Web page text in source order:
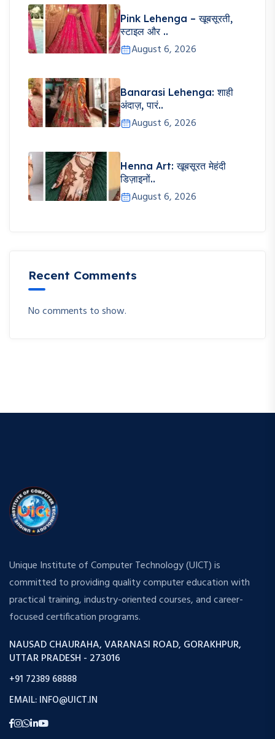
Pink Lehenga – खूबसूरती,
स्टाइल और ..
August 6, 2026
Banarasi Lehenga: शाही
अंदाज़, पारं..
August 6, 2026
Henna Art: खूबसूरत मेहंदी
डिज़ाइनों..
August 6, 2026
Recent Comments
No comments to show.
Unique Institute of Computer Technology (UICT) is
committed to providing quality computer education with
practical training, industry-oriented courses, and career-
focused certification programs.
NAUSAD CHAURAHA, VARANASI ROAD, GORAKHPUR,
UTTAR PRADESH - 273016
+91 72389 68888
EMAIL: INFO@UICT.IN